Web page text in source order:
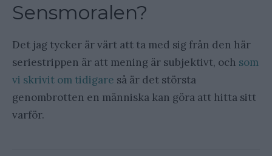
Sensmoralen?
Det jag tycker är värt att ta med sig från den här
seriestrippen är att mening är subjektivt, och som
vi skrivit om tidigare så är det största
genombrotten en människa kan göra att hitta sitt
varför.